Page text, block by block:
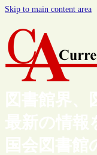
Skip to main content area
図書館界、
最新の情報
国会図書館